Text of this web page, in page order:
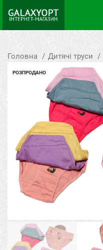
Головна Дитячі труси
РОЗПРОДАНО